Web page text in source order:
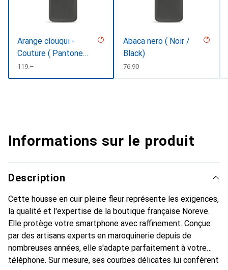
Arange clouqui -
Couture ( Pantone
#D33108 )
CHF
119.–
Abaca nero ( Noir /
Black)
CHF
76.90
Informations sur le produit
Description
Cette housse en cuir pleine fleur représente les exigences,
la qualité et l'expertise de la boutique française Noreve.
Elle protège votre smartphone avec raffinement. Conçue
par des artisans experts en maroquinerie depuis de
nombreuses années, elle s'adapte parfaitement à votre
téléphone. Sur mesure, ses courbes délicates lui confèrent